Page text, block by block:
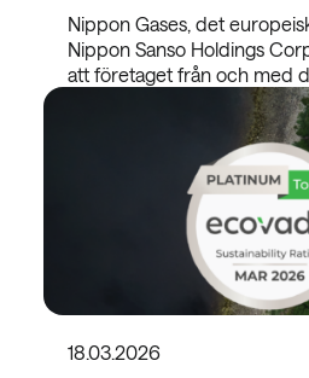
Nippon Gases, det
Nippon Sanso Holdings
att företaget från och med
18.03.2026